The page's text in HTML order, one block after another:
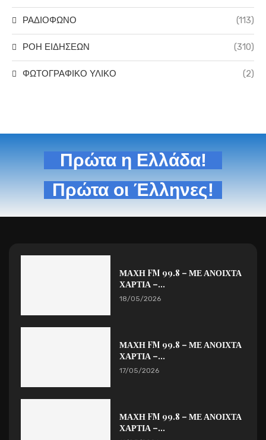
ΡΑΔΙΟΦΩΝΟ (113)
ΡΟΗ ΕΙΔΗΣΕΩΝ (310)
ΦΩΤΟΓΡΑΦΙΚΟ ΥΛΙΚΟ (2)
Πρώτα η Ελλάδα!
Πρώτα οι Έλληνες!
ΜΑΧΗ FM 99.8 – ΜΕ ΑΝΟΙΧΤΑ
ΧΑΡΤΙΑ –...
18/05/2026
ΜΑΧΗ FM 99.8 – ΜΕ ΑΝΟΙΧΤΑ
ΧΑΡΤΙΑ –...
17/05/2026
ΜΑΧΗ FM 99.8 – ΜΕ ΑΝΟΙΧΤΑ
ΧΑΡΤΙΑ –...